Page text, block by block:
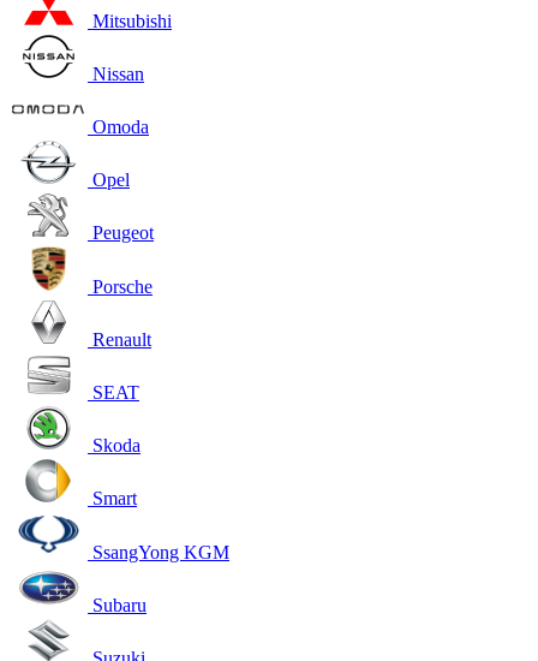
Mitsubishi
Nissan
Omoda
Opel
Peugeot
Porsche
Renault
SEAT
Skoda
Smart
SsangYong KGM
Subaru